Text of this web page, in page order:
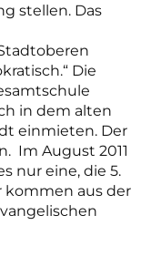
stellen. Das
Die
in dem alten
einmieten. Der
Im August 2011
nur eine, die 5.
kommen aus der